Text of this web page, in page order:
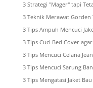
3 Strategi "Mager" tapi
3 Teknik Merawat Gorden
3 Tips Ampuh Mencuci
3 Tips Cuci Bed Cover
3 Tips Mencuci Celana
3 Tips Mencuci Sarung
3 Tips Mengatasi Jaket